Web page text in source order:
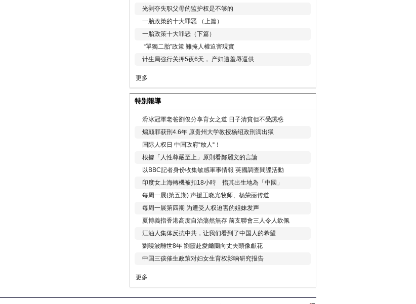
光剥夺失职父母的监护权是不够的
一胎政策的十大罪恶 （上篇）
一胎政策十大罪恶（下篇）
“單獨二胎”政策 難掩人權迫害現實
计生局強行关押5夜6天， 产妇遭羞辱逼供
更多
特別報導
滑冰冠軍老爸劉俊分享育女之道 日子清貧但不受誘惑
煽颠罪获刑4.6年 原贵州大学教授杨绍政刑满出狱
国际人权日 中国政府“放人“！
根據「人性尊嚴至上」原則看鄭麗文的言論
以BBC記者身份收集敏感軍事情報 英國調查間諜活動
印度女上海轉機被扣18小時 指其出生地為「中國」
每周一展(第五期) 声援王晓光牧师、杨荣丽传道
每周一展第四期 为遭受人权迫害的姐妹发声
夏博義指香港高度自治蕩然無存 前支聯會三人令人欽佩
江油人集体反抗中共，让我们看到了中国人的希望
劉曉波離世8年 劉霞赴愛爾蘭向丈夫頭像獻花
中国三孩催生政策对妇女生育权影响研究报告
更多